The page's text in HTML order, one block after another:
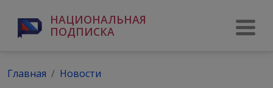
НАЦИОНАЛЬНАЯ
ПОДПИСКА
Главная Новости